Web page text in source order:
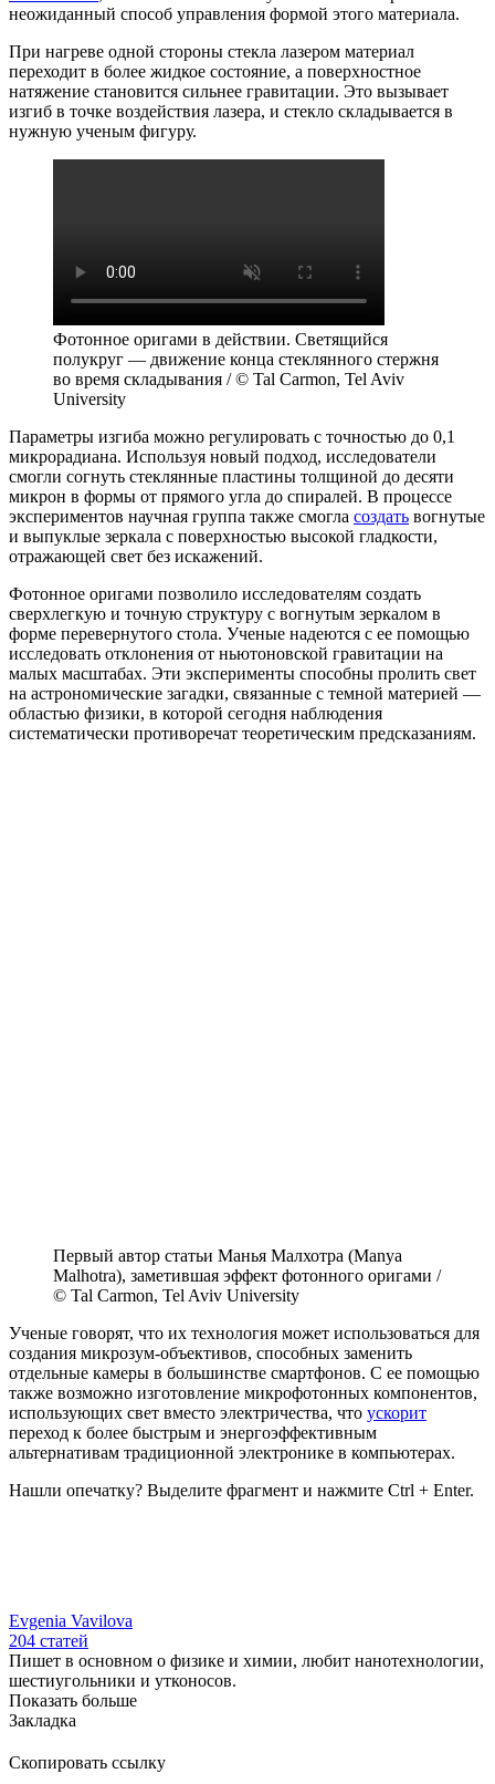
неожиданный способ управления формой этого материала.
При нагреве одной стороны стекла лазером материал
переходит в более жидкое состояние, а поверхностное
натяжение становится сильнее гравитации. Это вызывает
изгиб в точке воздействия лазера, и стекло складывается в
нужную ученым фигуру.
Фотонное оригами в действии. Светящийся
полукруг — движение конца стеклянного стержня
во время складывания / © Tal Carmon, Tel Aviv
University
Параметры изгиба можно регулировать с точностью до 0,1
микрорадиана. Используя новый подход, исследователи
смогли согнуть стеклянные пластины толщиной до десяти
микрон в формы от прямого угла до спиралей. В процессе
экспериментов научная группа также смогла создать вогнутые
и выпуклые зеркала с поверхностью высокой гладкости,
отражающей свет без искажений.
Фотонное оригами позволило исследователям создать
сверхлегкую и точную структуру с вогнутым зеркалом в
форме перевернутого стола. Ученые надеются с ее помощью
исследовать отклонения от ньютоновской гравитации на
малых масштабах. Эти эксперименты способны пролить свет
на астрономические загадки, связанные с темной материей —
областью физики, в которой сегодня наблюдения
систематически противоречат теоретическим предсказаниям.
Первый автор статьи Манья Малхотра (Manya
Malhotra), заметившая эффект фотонного оригами /
© Tal Carmon, Tel Aviv University
Ученые говорят, что их технология может использоваться для
создания микрозум-объективов, способных заменить
отдельные камеры в большинстве смартфонов. С ее помощью
также возможно изготовление микрофотонных компонентов,
использующих свет вместо электричества, что ускорит
переход к более быстрым и энергоэффективным
альтернативам традиционной электронике в компьютерах.
Нашли опечатку? Выделите фрагмент и нажмите Ctrl + Enter.
Evgenia Vavilova
204 статей
Пишет в основном о физике и химии, любит нанотехнологии,
шестиугольники и утконосов.
Показать больше
Закладка
Скопировать ссылку